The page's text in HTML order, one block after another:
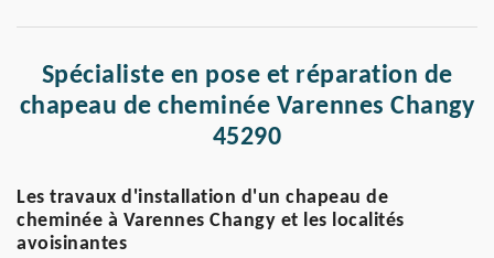
Spécialiste en pose et réparation de
chapeau de cheminée Varennes Changy
45290
Les travaux d'installation d'un chapeau de
cheminée à Varennes Changy et les localités
avoisinantes